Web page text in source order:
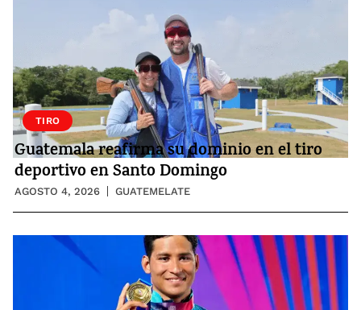
TIRO
Guatemala reafirma su dominio en el tiro
deportivo en Santo Domingo
AGOSTO 4, 2026 GUATEMELATE